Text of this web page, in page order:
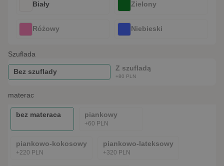
Biały Zielony
Różowy Niebieski
materac
piankowy
+60 PLN
bez materaca
piankowo-kokosowy
+220 PLN
piankowo-lateksowy
+320 PLN
szuflada
Z szufladą
+80 PLN
Bez szuflady